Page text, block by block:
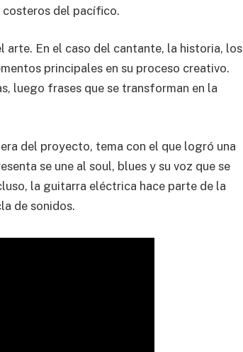
costeros del pacífico.
En el caso del cantante, la historia, los
principales en su proceso creativo.
luego frases que se transforman en la
del proyecto, tema con el que logró una
se une al soul, blues y su voz que se
la guitarra eléctrica hace parte de la
de sonidos.